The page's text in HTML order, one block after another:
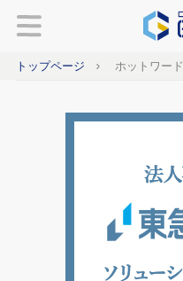
トップページ ホットワード